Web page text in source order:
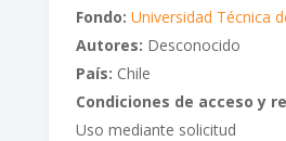
Fondo: Universidad Técnica
Autores: Desconocido
País: Chile
Condiciones de acceso y
Uso mediante solicitud